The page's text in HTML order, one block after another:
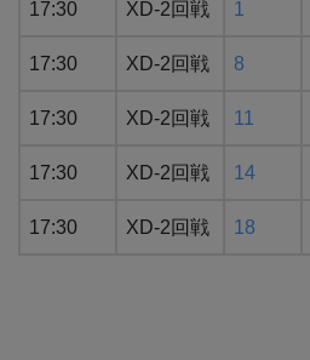
17:30 XD-2回戦 1
17:30 XD-2回戦 8
17:30 XD-2回戦 11
17:30 XD-2回戦 14
17:30 XD-2回戦 18